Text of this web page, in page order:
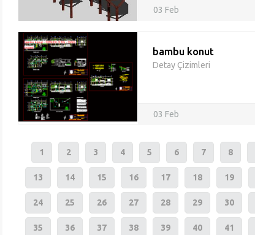
03 Feb
bambu konut
Detay Çizimleri
03 Feb
1 2 3 4 5 6 7 8
13 14 15 16 17 18 19
24 25 26 27 28 29 30
35 36 37 38 39 40 41